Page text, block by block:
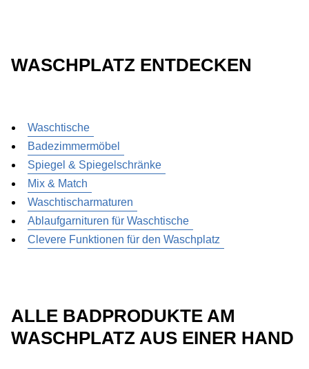
WASCHPLATZ ENTDECKEN
Waschtische
Badezimmermöbel
Spiegel & Spiegelschränke
Mix & Match
Waschtischarmaturen
Ablaufgarnituren für Waschtische
Clevere Funktionen für den Waschplatz
ALLE BADPRODUKTE AM
WASCHPLATZ AUS EINER HAND